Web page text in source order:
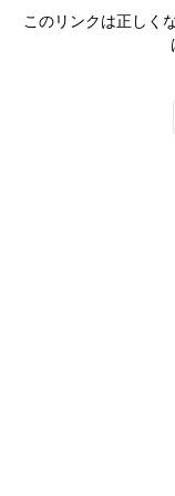
このリンクは正しく